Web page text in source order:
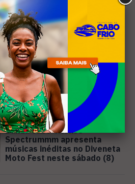
MÚSICA
Banda cabo-friense
Spectrummm apresenta
músicas inéditas no Diveneta
Moto Fest neste sábado (8)